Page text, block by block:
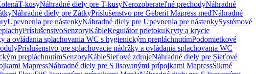
T-kusyNáhradné diely pre T-kusyNerozoberateľné prechodyNáhradné
Náhradné diely pre ZátkyPríslušenstvo pre Geberit Mapress meďNáhradné
Upevnenia pre nástenkyNáhradné diely pre Upevnenia pre nástenkySystémové
PríslušenstvoSenzoryKábleRegulátor prietokuKryty a krycie
a ovládania splachovania WC s hygienickým prepláchnutímPodomietkové
Príslušenstvo pre splachovacie nádržky a ovládania splachovania WC
prepláchnutímSenzoryKábleSieťové zdrojeNáhradné diely pre Sieťové
MapressNáhradné diely pre S lisovanými prípojkami MapressŠikmé